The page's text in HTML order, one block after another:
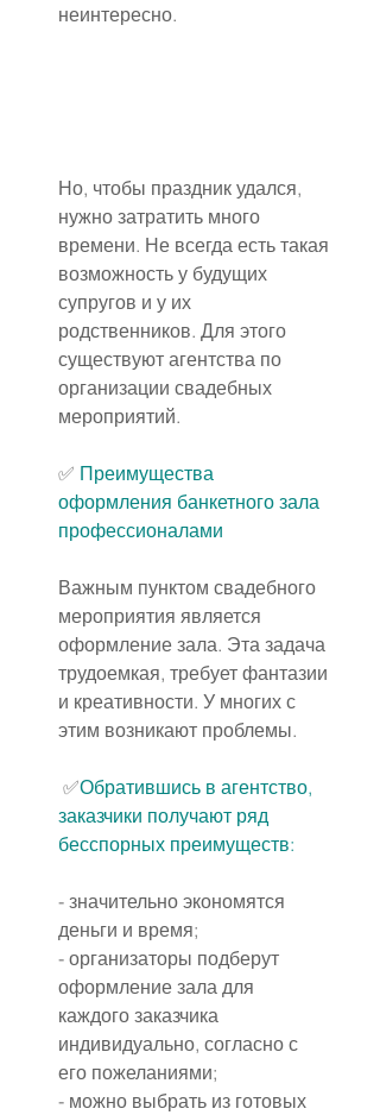
неинтересно.
Но, чтобы праздник удался,
нужно затратить много
времени. Не всегда есть такая
возможность у будущих
супругов и у их
родственников. Для этого
существуют агентства по
организации свадебных
мероприятий.
✅ Преимущества
оформления банкетного зала
профессионалами
Важным пунктом свадебного
мероприятия является
оформление зала. Эта задача
трудоемкая, требует фантазии
и креативности. У многих с
этим возникают проблемы.
✅Обратившись в агентство,
заказчики получают ряд
бесспорных преимуществ:
- значительно экономятся
деньги и время;
- организаторы подберут
оформление зала для
каждого заказчика
индивидуально, согласно с
его пожеланиями;
- можно выбрать из готовых